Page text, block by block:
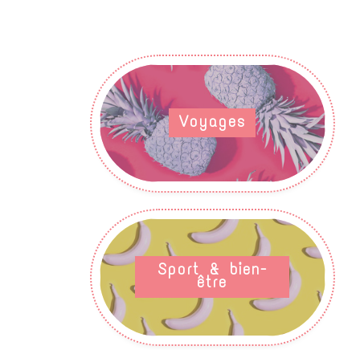
Voyages
Sport & bien-
être